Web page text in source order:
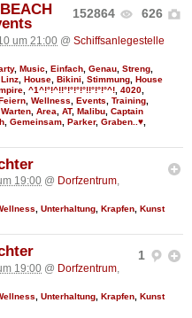
152864 626
um 21:00 @ Schiffsanlegestelle
, Music Einfach Genau Streng
Linz House Bikini Stimmung House
^1^!°!^!!°!°!°!°!!°!°!°^! 4020
Wellness Events Training
Warten Area AT, Malibu Captain
Gemeinsam Parker, Graben..♥
19:00 @ Dorfzentrum,
Unterhaltung Krapfen Kunst
1
19:00 @ Dorfzentrum
Unterhaltung Krapfen Kunst